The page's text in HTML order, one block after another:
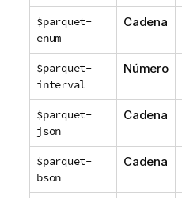
$parquet-
enum
Cadena
$parquet-
interval
Número
$parquet-
json
Cadena
$parquet-
bson
Cadena